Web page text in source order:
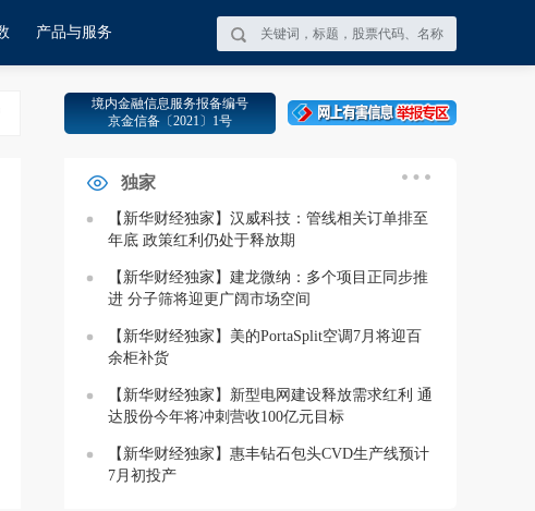
产品与服务
母公司Alphabet宣布拟发行总额250亿美元的高级无抵押债券，包括浮动利率债券
境内金融信息服务报备编号
京金信备〔2021〕1号
独家
【新华财经独家】汉威科技：管线相关订单排至
年底 政策红利仍处于释放期
【新华财经独家】建龙微纳：多个项目正同步推
进 分子筛将迎更广阔市场空间
【新华财经独家】美的PortaSplit空调7月将迎百
余柜补货
【新华财经独家】新型电网建设释放需求红利 通
达股份今年将冲刺营收100亿元目标
【新华财经独家】惠丰钻石包头CVD生产线预计
7月初投产